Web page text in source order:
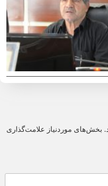
بخش‌های موردنیاز علامت‌گذاری